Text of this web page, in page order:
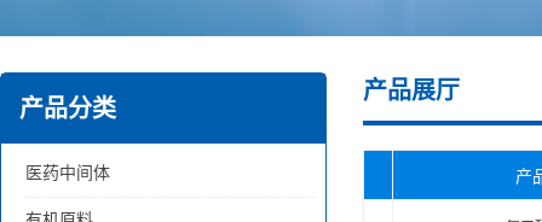
产品分类
医药中间体
产品展厅
产